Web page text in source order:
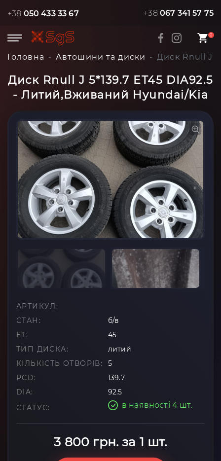
+38 050 433 33 67 +38 067 341 57 75
0
Головна Автошини та диски Диск Rnull J
Диск Rnull J 5*139.7 ET45 DIA92.5
- Литий,Вживаний Hyundai/Kia
АРТИКУЛ:
СТАН:
б/в
ET:
45
ТИП ДИСКА:
литий
КІЛЬКІСТЬ ОТВОРІВ:
5
PCD:
139.7
DIA:
92.5
СТАТУС:
в наявності 4 шт.
3 800 грн. за 1 шт.